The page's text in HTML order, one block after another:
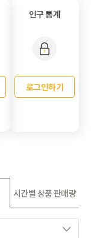
인구 통계
로그인하기
시간별 상품 판매량